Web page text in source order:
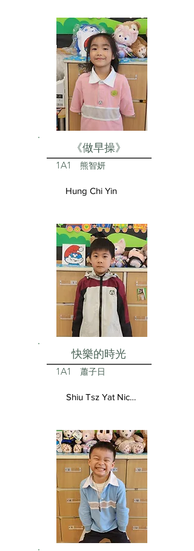
《做早操》
1A1 熊智妍
Hung Chi Yin
快樂的時光
1A1 蕭子日
Shiu Tsz Yat Nicolas